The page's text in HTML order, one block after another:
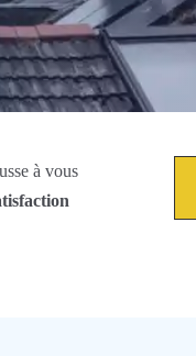
à vous